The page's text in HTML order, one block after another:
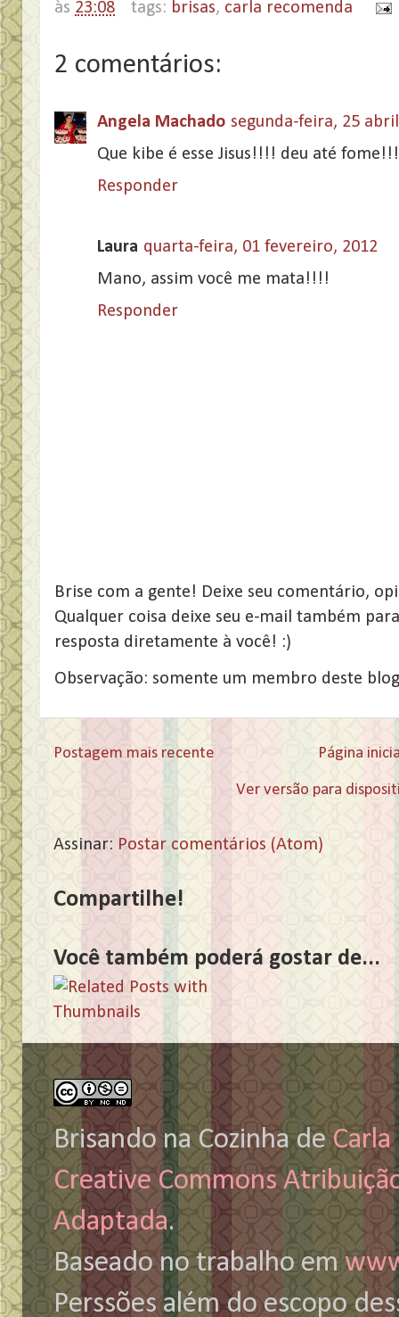
às 23:08 tags: brisas, carla recomenda
2 comentários:
Angela Machado segunda-feira, 25
Que kibe é esse Jisus!!!! deu até fome!!!
Responder
Laura quarta-feira, 01 fevereiro, 2012
Mano, assim você me mata!!!!
Responder
Brise com a gente! Deixe seu comentário,
Qualquer coisa deixe seu e-mail também
resposta diretamente à você! :)
Observação: somente um membro deste
Postagem mais recente Página
Ver versão para
Assinar: Postar comentários (Atom)
Compartilhe!
Você também poderá gostar de...
Brisando na Cozinhade
Creative Commons
Adaptada.
Baseado no trabalho em
Perssões além do escopo